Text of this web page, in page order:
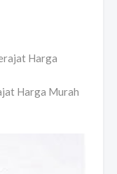
Harga Murah